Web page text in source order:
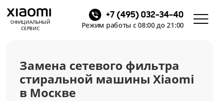
ОФИЦИАЛЬНЫЙ
СЕРВИС
+7 (495) 032-34-40
Режим работы с 08:00 до 21:00
Замена сетевого фильтра
стиральной машины Xiaomi
в Москве